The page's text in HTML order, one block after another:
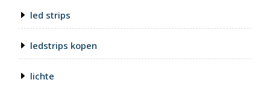
led strips
ledstrips kopen
lichte